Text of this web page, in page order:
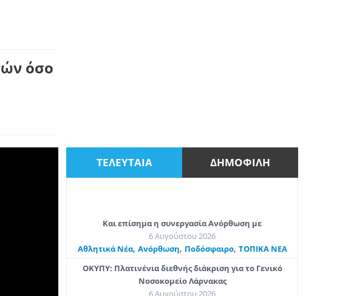
όσο
ΤΕΛΕΥΤΑΙΑ ΔΗΜΟΦΙΛΗ
Και επίσημα η συνεργασία Ανόρθωση με
6 Αυγούστου 2026
Αθλητικά Νέα, Ανόρθωση, Ποδόσφαιρο, ΤΟΠΙΚΑ ΝΕΑ
ΟΚΥΠΥ: Πλατινένια διεθνής διάκριση για το Γενικό
Νοσοκομείο Λάρνακας
6 Αυγούστου 2026